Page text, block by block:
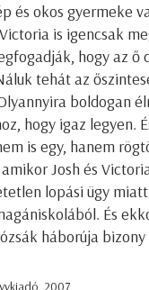
és okos gyermeke
is igencsak
hogy az ő
tehát az
boldogan
hogy igaz legyen.
is egy, hanem
Josh és
lopási ügy
És
háborúja
2007